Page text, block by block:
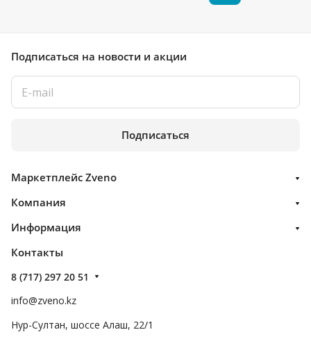
Подписаться на новости и акции
Подписаться
Маркетплейс Zveno
Компания
Информация
Контакты
8 (717) 297 20 51
info@zveno.kz
Нур-Султан, шоссе Алаш, 22/1